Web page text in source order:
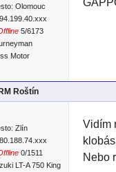
Olomouc
5/6173
Motor
Roštín
Zlín
0/1511
LT-A 750 King
Vidím
Nebo